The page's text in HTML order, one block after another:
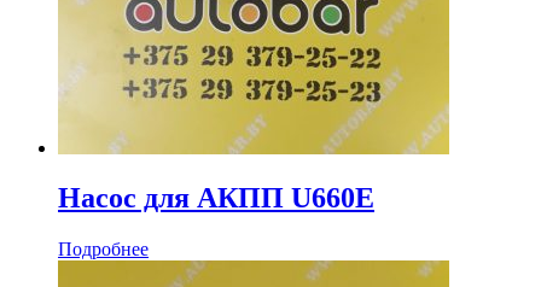
Насос для АКПП U660E
Подробнее